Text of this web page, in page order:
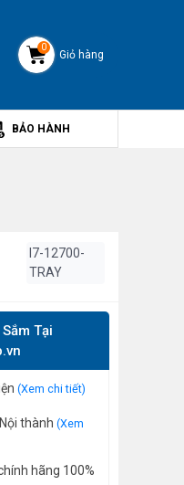
0
Giỏ hàng
BẢO HÀNH
I7-12700-
TRAY
Tại
(Xem chi tiết)
thành (Xem
hãng 100%